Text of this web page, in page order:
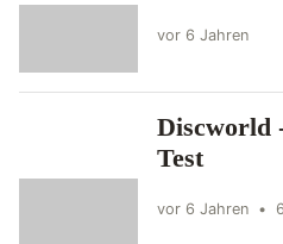
vor 6 Jahren
Discworld
Test
vor 6 Jahren •